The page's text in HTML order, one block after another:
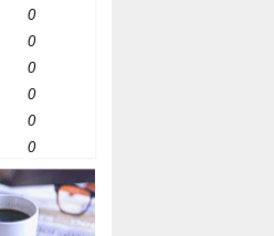
0
0
0
0
0
0